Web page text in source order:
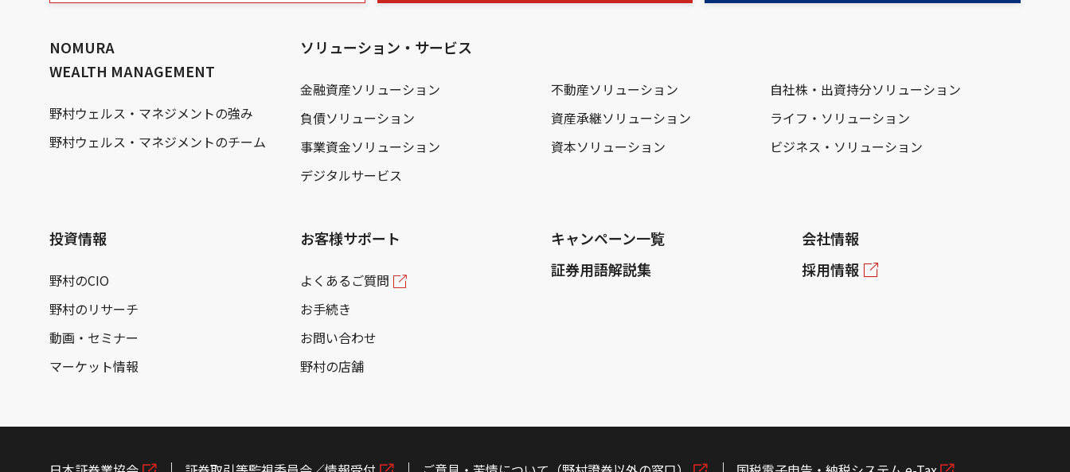
NOMURA
WEALTH MANAGEMENT
野村ウェルス・マネジメントの強み
野村ウェルス・マネジメントのチーム
ソリューション・サービス
金融資産ソリューション 不動産ソリューション
自社株・出資持分ソリューション
負債ソリューション
資産承継ソリューション
ライフ・ソリューション
事業資金ソリューション
資本ソリューション
ビジネス・ソリューション
デジタルサービス
投資情報
野村のCIO
野村のリサーチ
動画・セミナー
マーケット情報
お客様サポート
よくあるご質問
お手続き
お問い合わせ
野村の店舗
キャンペーン一覧
証券用語解説集
会社情報
採用情報